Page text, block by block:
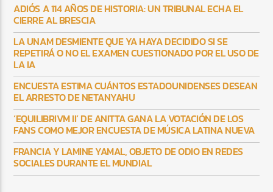
ADIÓS A 114 AÑOS DE HISTORIA: UN TRIBUNAL ECHA EL
CIERRE AL BRESCIA
LA UNAM DESMIENTE QUE YA HAYA DECIDIDO SI SE
REPETIRÁ O NO EL EXAMEN CUESTIONADO POR EL USO DE
LA IA
ENCUESTA ESTIMA CUÁNTOS ESTADOUNIDENSES DESEAN
EL ARRESTO DE NETANYAHU
‘EQUILIBRIVM II’ DE ANITTA GANA LA VOTACIÓN DE LOS
FANS COMO MEJOR ENCUESTA DE MÚSICA LATINA NUEVA
FRANCIA Y LAMINE YAMAL, OBJETO DE ODIO EN REDES
SOCIALES DURANTE EL MUNDIAL